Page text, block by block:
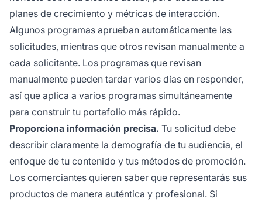
planes de crecimiento y métricas de interacción.
Algunos programas aprueban automáticamente las
solicitudes, mientras que otros revisan manualmente a
cada solicitante. Los programas que revisan
manualmente pueden tardar varios días en responder,
así que aplica a varios programas simultáneamente
para construir tu portafolio más rápido.
Proporciona información precisa. Tu solicitud debe
describir claramente la demografía de tu audiencia, el
enfoque de tu contenido y tus métodos de promoción.
Los comerciantes quieren saber que representarás sus
productos de manera auténtica y profesional. Si